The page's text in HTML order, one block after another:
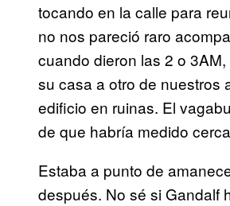
tocando en la calle para
no nos pareció raro
cuando dieron las 2 o
su casa a otro de nuestros
edificio en ruinas. El
de que habría medido
Estaba a punto de
después. No sé si Gandalf